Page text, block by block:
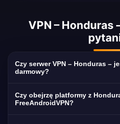
VPN – Honduras
Czy serwer VPN – Honduras –
darmowy?
abonamentu, karty i
Czy obejrzę platformy z
FreeAndroidVPN?